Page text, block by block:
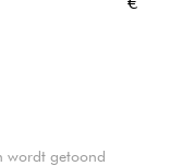
wordt getoond